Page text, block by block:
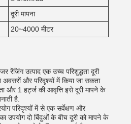
दूरी मापना
20~4000 मीटर
उत्पाद एक उच्च परिशुद्धता दूरी
अवसरों और परिदृश्यों में किया जा सकता
और 1 हर्ट्ज की आवृत्ति इसे दूरी मापने के
है.
परिदृश्यों में से एक सर्वेक्षण और
उपयोग दो बिंदुओं के बीच दूरी को मापने के